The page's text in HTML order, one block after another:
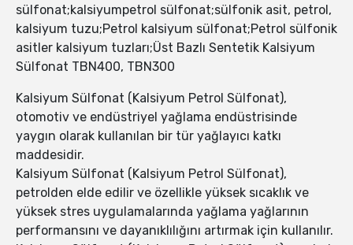
sülfonat;kalsiyumpetrol sülfonat;sülfonik asit, petrol,
kalsiyum tuzu;Petrol kalsiyum sülfonat;Petrol sülfonik
asitler kalsiyum tuzları;Üst Bazlı Sentetik Kalsiyum
Sülfonat TBN400, TBN300
Kalsiyum Sülfonat (Kalsiyum Petrol Sülfonat),
otomotiv ve endüstriyel yağlama endüstrisinde
yaygın olarak kullanılan bir tür yağlayıcı katkı
maddesidir.
Kalsiyum Sülfonat (Kalsiyum Petrol Sülfonat),
petrolden elde edilir ve özellikle yüksek sıcaklık ve
yüksek stres uygulamalarında yağlama yağlarının
performansını ve dayanıklılığını artırmak için kullanılır.